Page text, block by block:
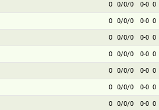
0 0/0/0 0-0 0
0 0/0/0 0-0 0
0 0/0/0 0-0 0
0 0/0/0 0-0 0
0 0/0/0 0-0 0
0 0/0/0 0-0 0
0 0/0/0 0-0 0